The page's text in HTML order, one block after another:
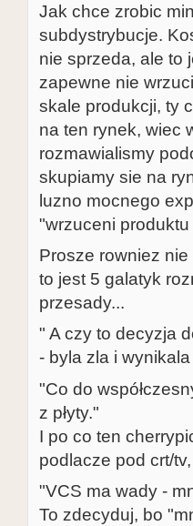
Jak chce zrobic
subdystrybucje.
nie sprzeda, ale to
zapewne nie
skale produkcji, ty
na ten rynek, wiec
rozmawialismy
skupiamy sie na
luzno mocnego
"wrzuceni
Prosze rowniez
to jest 5 galatyk
przesady...
" A czy to decyzja
- byla zla i
"Co do
z płyty."
I po co ten
podlacze pod crt/
"VCS ma wady -
To zdecyduj, bo